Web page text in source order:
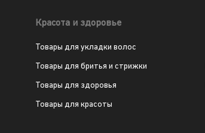
Красота и здоровье
Товары для укладки волос
Товары для бритья и стрижки
Товары для здоровья
Товары для красоты